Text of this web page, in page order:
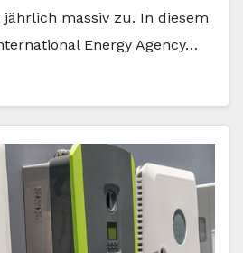
massiv zu. In diesem
Energy Agency…